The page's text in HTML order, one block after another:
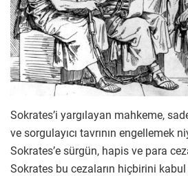
Sokrates’i yargılayan mahkeme,
ve sorgulayıcı tavrının engellemek
Sokrates’e sürgün, hapis ve para
Sokrates bu cezaların hiçbirini kabul